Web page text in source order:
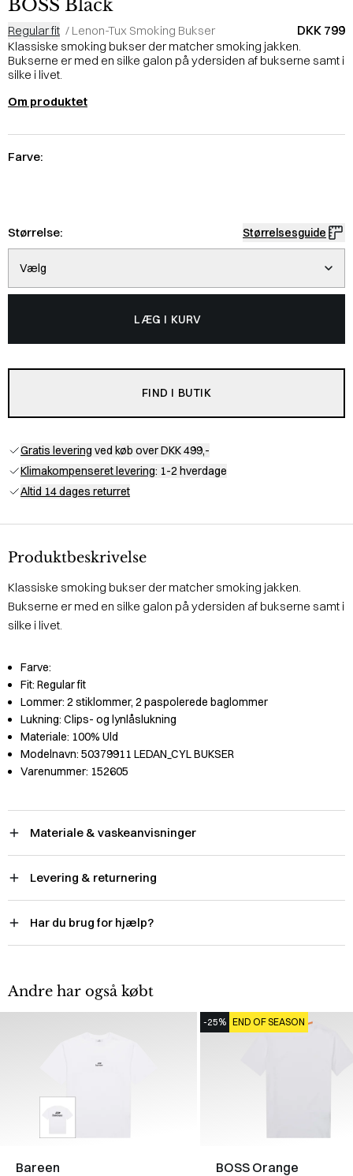
BOSS Black
Regular fit / Lenon-Tux Smoking Bukser DKK 799
Klassiske smoking bukser der matcher smoking jakken.
Bukserne er med en silke galon på ydersiden af bukserne samt i
silke i livet.
Om produktet
Farve:
Størrelse: Størrelsesguide
Vælg
LÆG I KURV
FIND I BUTIK
Gratis levering ved køb over DKK 499,-
Klimakompenseret levering: 1-2 hverdage
Altid 14 dages returret
Produktbeskrivelse
Klassiske smoking bukser der matcher smoking jakken.
Bukserne er med en silke galon på ydersiden af bukserne samt i
silke i livet.
Farve:
Fit: Regular fit
Lommer: 2 stiklommer, 2 paspolerede baglommer
Lukning: Clips- og lynlåslukning
Materiale: 100% Uld
Modelnavn: 50379911 LEDAN_CYL BUKSER
Varenummer: 152605
Materiale & vaskeanvisninger
Levering & returnering
Har du brug for hjælp?
Andre har også købt
Bareen
-25% END OF SEASON
BOSS Orange